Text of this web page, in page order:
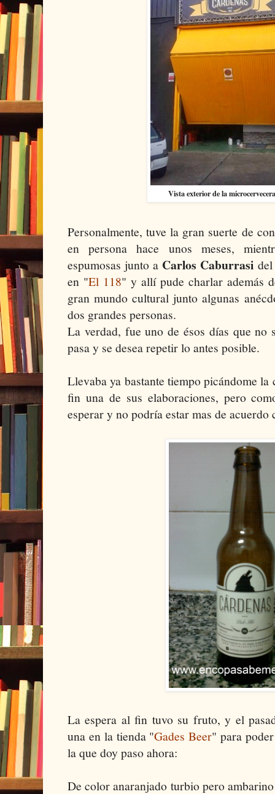
Vista exterior de la
Personalmente, tuve la gran suerte de
en persona hace unos meses,
espumosas junto a Carlos Caburrasidel
en "El 118" y allí pude charlar además
gran mundo cultural junto algunas
dos grandes personas.
La verdad, fue uno de ésos días que no
pasa y se desea repetir lo antes posible.
Llevaba ya bastante tiempo picándome
fin una de sus elaboraciones, pero
esperar y no podría estar mas de
La espera al fin tuvo su fruto, y el
una en la tienda "Gades Beer" para
la que doy paso ahora:
De color anaranjado turbio pero